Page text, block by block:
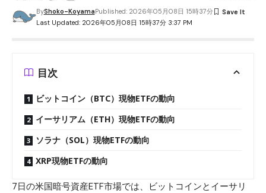
Last Updated: 2026年05月08日 15時37分 3:37 PM
ByShoko-KoyamaPublished: 2026年05月08日 15時37分
目次
ビットコイン（BTC）現物ETFの動向
イーサリアム（ETH）現物ETFの動向
ソラナ（SOL）現物ETFの動向
XRP現物ETFの動向
7日の米国暗号資産ETF市場では、ビットコインとイーサリ